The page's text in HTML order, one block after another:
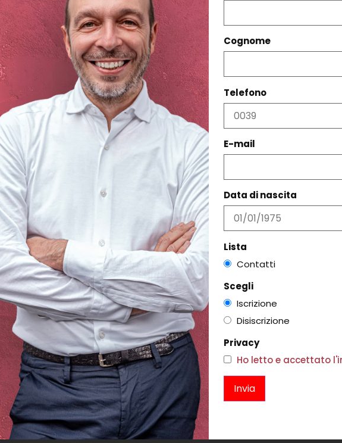
PRODOTTI CORRELATI
SANDALO MULTIFASCE RASO
€196,00€117,00
Scegli
SANDALO PIRULINA NERO
€242,00 €145,00
Cognome
Telefono
E-mail
Data di nascita
Lista
Contatti
Scegli
Iscrizione
Disiscrizione
Privacy
Ho letto e accettato